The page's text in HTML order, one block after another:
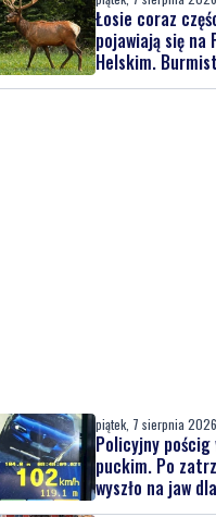
Łosie coraz
pojawiają się na
Helskim.
nowych znaków
piątek, 7 sierpnia 2026
Policyjny pościg
puckim. Po
wyszło na jaw
latek uciekał